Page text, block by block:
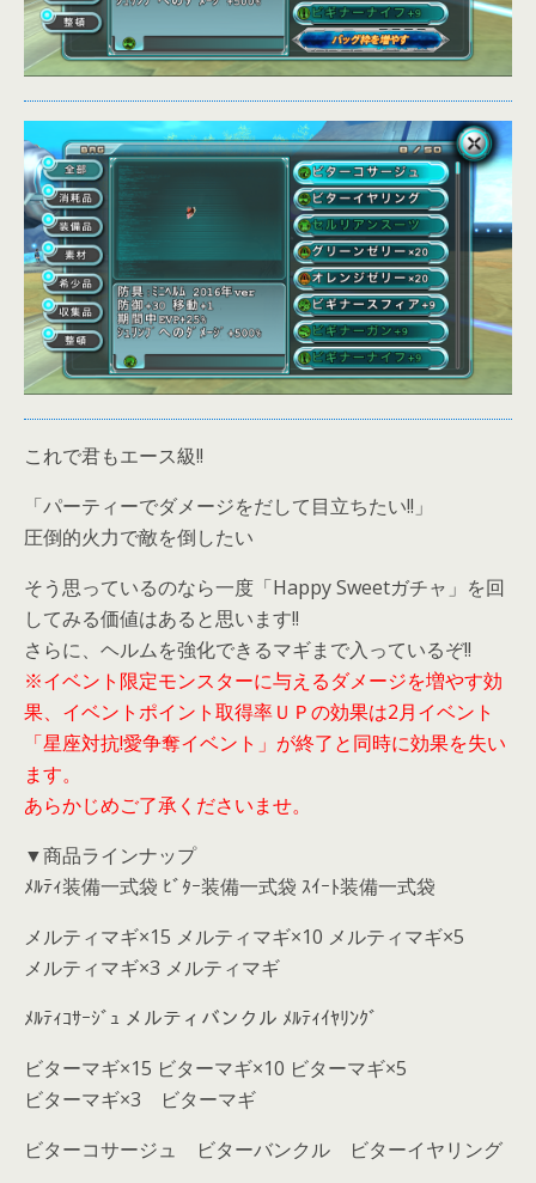
これで君もエース級!!
「パーティーでダメージをだして目立ちたい!!」
圧倒的火力で敵を倒したい
そう思っているのなら一度「Happy Sweetガチャ」を回
してみる価値はあると思います!!
さらに、ヘルムを強化できるマギまで入っているぞ!!
※イベント限定モンスターに与えるダメージを増やす効
果、イベントポイント取得率ＵＰの効果は2月イベント
「星座対抗!愛争奪イベント」が終了と同時に効果を失い
ます。
あらかじめご了承くださいませ。
▼商品ラインナップ
ﾒﾙﾃｨ装備一式袋 ﾋﾞﾀｰ装備一式袋 ｽｲｰﾄ装備一式袋
メルティマギ×15 メルティマギ×10 メルティマギ×5
メルティマギ×3 メルティマギ
ﾒﾙﾃｨｺｻｰｼﾞｭ メルティバンクル ﾒﾙﾃｨｲﾔﾘﾝｸﾞ
ビターマギ×15 ビターマギ×10 ビターマギ×5
ビターマギ×3 ビターマギ
ビターコサージュ ビターバンクル ビターイヤリング